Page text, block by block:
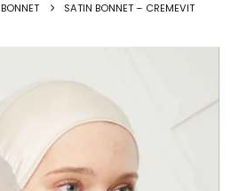
BONNET SATIN BONNET – CREMEVIT